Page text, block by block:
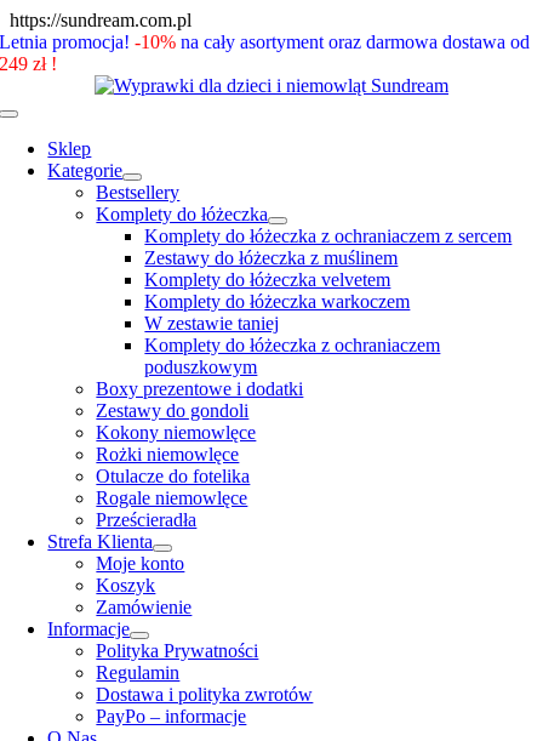
https://sundream.com.pl
to
Letnia promocja!-10% na cały asortyment oraz darmowa dostawa od
249 zł !
Toggle
Navigation
Sklep
Kategorie
Bestsellery
Komplety do łóżeczka
Komplety do łóżeczka z ochraniaczem z sercem
Zestawy do łóżeczka z muślinem
Komplety do łóżeczka velvetem
Komplety do łóżeczka warkoczem
W zestawie taniej
Komplety do łóżeczka z ochraniaczem
poduszkowym
Boxy prezentowe i dodatki
Zestawy do gondoli
Kokony niemowlęce
Rożki niemowlęce
Otulacze do fotelika
Rogale niemowlęce
Prześcieradła
Strefa Klienta
Moje konto
Koszyk
Zamówienie
Informacje
Polityka Prywatności
Regulamin
Dostawa i polityka zwrotów
PayPo – informacje